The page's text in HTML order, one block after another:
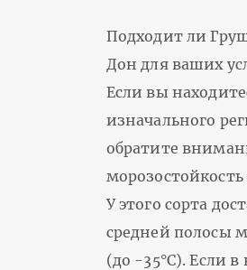
Подходит ли
Дон для ваших
Если вы
изначального
обратите
У этого сорта
средней полосы
(до -35°С). Если